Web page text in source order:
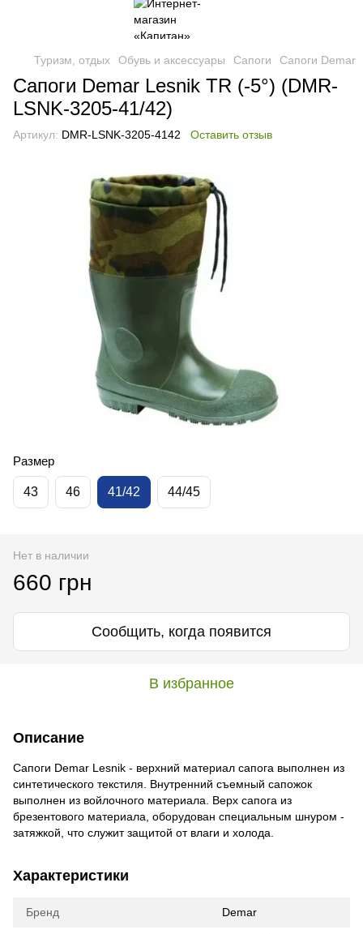
Туризм, отдых Обувь и аксессуары Сапоги Сапоги Demar
Сапоги Demar Lesnik TR (-5°) (DMR-
LSNK-3205-41/42)
Артикул: DMR-LSNK-3205-4142 Оставить отзыв
Размеp
43 46 41/42 44/45
Нет в наличии
660 грн
Сообщить, когда появится
В избранное
Описание
Сапоги Demar Lesnik - верхний материал сапога выполнен из
синтетического текстиля. Внутренний съемный сапожок
выполнен из войлочного материала. Верх сапога из
брезентового материала, оборудован специальным шнуром -
затяжкой, что служит защитой от влаги и холода.
Характеристики
Бренд Demar